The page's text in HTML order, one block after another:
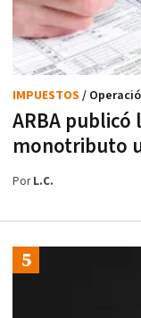
ARBA
monotributo
IMPUESTOS /
PorL.C.